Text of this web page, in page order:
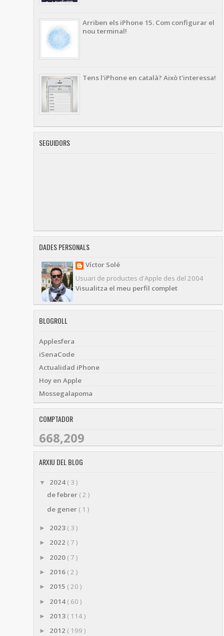
Arriben els iPhone 15. Com configurar el
nou terminal!
Tens l'iPhone en català? Això t'interessa!
SEGUIDORS
DADES PERSONALS
Víctor Solé
Usuari de productes d'Apple des del 2004
Visualitza el meu perfil complet
BLOGROLL
Applesfera
iSenaCode
Actualidad iPhone
Hoy en Apple
Mossegalapoma
COMPTADOR
668,209
ARXIU DEL BLOG
▼ 2024 ( 3 )
de febrer ( 2 )
de gener ( 1 )
► 2023 ( 3 )
► 2022 ( 7 )
► 2020 ( 7 )
► 2016 ( 2 )
► 2015 ( 20 )
► 2014 ( 60 )
► 2013 ( 114 )
► 2012 ( 199 )